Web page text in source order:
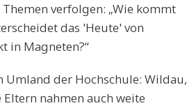
verfolgen: „Wie kommt
das 'Heute' von
in Magneten?“
der Hochschule: Wildau,
nahmen auch weite